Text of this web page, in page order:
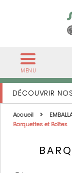
MENU
DÉCOUVRIR
Accueil
Barquettes et Boîtes